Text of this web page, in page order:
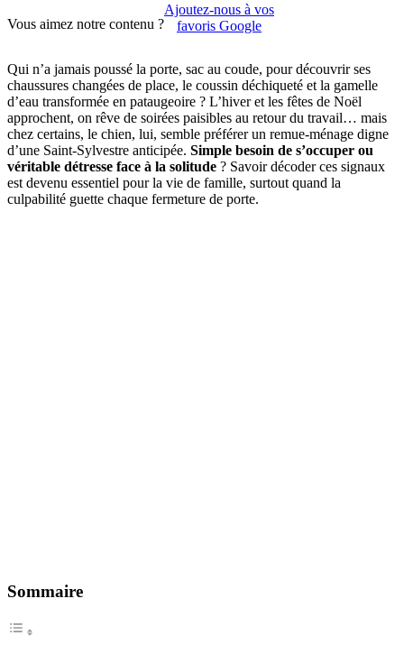
Vous aimez notre contenu ?
Ajoutez-nous à vos
favoris Google
Qui n’a jamais poussé la porte, sac au coude, pour découvrir ses
chaussures changées de place, le coussin déchiqueté et la gamelle
d’eau transformée en pataugeoire ? L’hiver et les fêtes de Noël
approchent, on rêve de soirées paisibles au retour du travail… mais
chez certains, le chien, lui, semble préférer un remue-ménage digne
d’une Saint-Sylvestre anticipée. Simple besoin de s’occuper ou
véritable détresse face à la solitude ? Savoir décoder ces signaux
est devenu essentiel pour la vie de famille, surtout quand la
culpabilité guette chaque fermeture de porte.
Sommaire